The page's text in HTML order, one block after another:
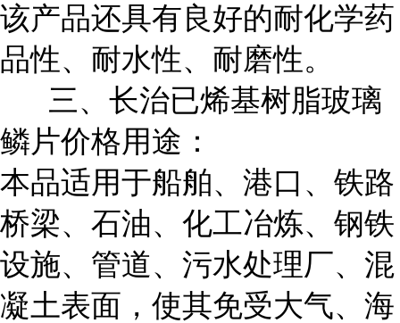
该产品还具有良好的耐化学药
品性、耐水性、耐磨性。
三、长治已烯基树脂玻璃
鳞片价格用途：
本品适用于船舶、港口、铁路
桥梁、石油、化工冶炼、钢铁
设施、管道、污水处理厂、混
凝土表面，使其免受大气、海